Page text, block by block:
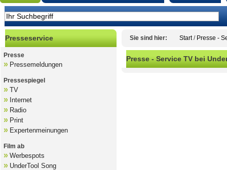
Presseservice
Presse
» Pressemeldungen
Pressespiegel
» TV
» Internet
» Radio
» Print
» Expertenmeinungen
Film ab
» Werbespots
» UnderTool Song
Sie sind hier: Start/ Presse -
Presse - Service TV bei